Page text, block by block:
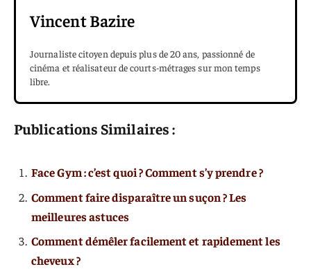
Vincent Bazire
Journaliste citoyen depuis plus de 20 ans, passionné de
cinéma et réalisateur de courts-métrages sur mon temps
libre.
Publications Similaires :
Face Gym : c’est quoi ? Comment s’y prendre ?
Comment faire disparaître un suçon ? Les
meilleures astuces
Comment démêler facilement et rapidement les
cheveux ?